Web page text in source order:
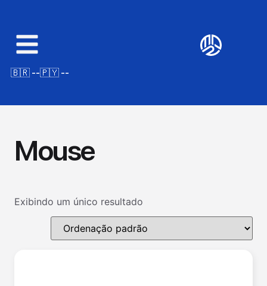
🇧🇷 --🇵🇾 --
Mouse
Exibindo um único resultado